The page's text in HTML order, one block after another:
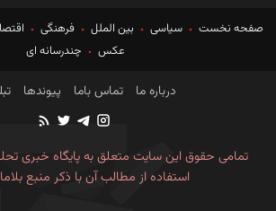
صفحه نخست سیاسی بین الملل فرهنگی
عکس
چندرسانه ای
درباره ما تماس باما پیوندها
تمامی حقوق این سایت متعلق به پایگاه خبری
استفاده از مطالب آن با ذکر منبع